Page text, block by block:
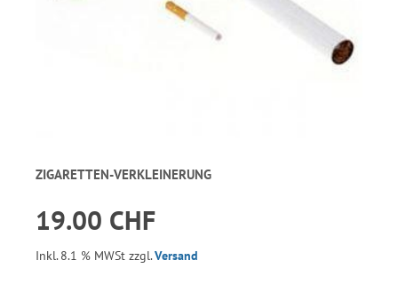
ZIGARETTEN-VERKLEINERUNG
19.00 CHF
Inkl. 8.1 % MWSt zzgl.Versand